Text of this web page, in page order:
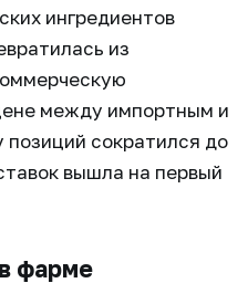
ингредиентов
из
между импортным и
сократился до
вышла на первый
фарме